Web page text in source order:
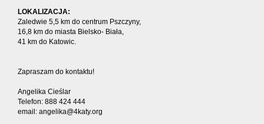
LOKALIZACJA:
Zaledwie 5,5 km do centrum Pszczyny,
16,8 km do miasta Bielsko- Biała,
41 km do Katowic.
Zapraszam do kontaktu!
Angelika Cieślar
Telefon: 888 424 444
email: angelika@4katy.org